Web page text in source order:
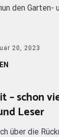
den
20, 2023
– schon
Leser
über die